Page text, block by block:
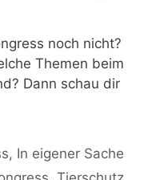
noch nicht?
Themen beim
Dann schau dir
, In eigener Sache